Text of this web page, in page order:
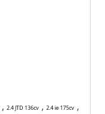
, 2.4 JTD 136cv , 2.4 ie 175cv ,